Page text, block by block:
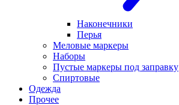
Наконечники
Перья
Меловые маркеры
Наборы
Пустые маркеры под заправку
Спиртовые
Одежда
Прочее